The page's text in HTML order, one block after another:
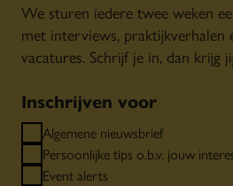
We sturen iedere twee weken
met interviews, praktijkverhalen
vacatures. Schrijf je in, dan krijg
Inschrijven voor
Algemene nieuwsbrief
Persoonlijke tips o.b.v. jouw
Event alerts